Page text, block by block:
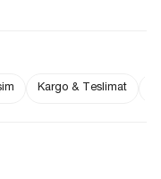
tanıtımda
Kargo & Teslimat